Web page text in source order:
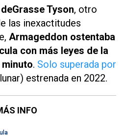
Tyson, otro
las inexactitudes
Armageddon ostentaba
con más leyes de la
. Solo superada por
) estrenada en 2022.
INFO